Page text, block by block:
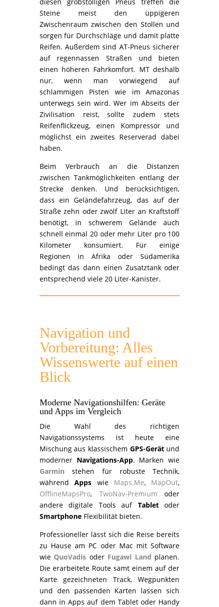
Steine meist den üppigeren
Zwischenraum zwischen den Stollen und
sorgen für Durchschläge und damit platte
Reifen. Außerdem sind AT-Pneus sicherer
auf regennassen Straßen und bieten
einen höheren Fahrkomfort. MT deshalb
nur, wenn man vorwiegend auf
schlammigen Pisten wie im Amazonas
unterwegs sein wird. Wer im Abseits der
Zivilisation reist, sollte zudem stets
Reifenflickzeug, einen Kompressor und
möglichst ein zweites Reserverad dabei
haben.
Beim Verbrauch an die Distanzen
zwischen Tankmöglichkeiten entlang der
Strecke denken. Und berücksichtigen,
dass ein Geländefahrzeug, das auf der
Straße zehn oder zwölf Liter an Kraftstoff
benötigt, in schwerem Gelände auch
schnell einmal 20 oder mehr Liter pro 100
Kilometer konsumiert. Für einige
Regionen in Afrika oder Südamerika
bedingt das dann einen Zusatztank oder
entsprechend viele 20 Liter-Kanister.
Navigation und
Vorbereitung: Alles
Wissenswerte auf einen
Blick
Moderne Navigationshilfen: Geräte
und Apps im Vergleich
Die Wahl des richtigen
Navigationssystems ist heute eine
Mischung aus klassischem GPS-Gerätund
moderner Navigations-App. Marken wie
Garmin stehen für robuste Technik,
währendApps wie Maps.Me, MapOut,
OfflineMapsPro, TwoNav-Premium oder
andere digitale Tools auf Tabletoder
SmartphoneFlexibilität bieten.
Professioneller lässt sich die Reise bereits
zu Hause am PC oder Mac mit Software
wie QuoVadis oder Fugawi Land planen.
Die erarbeitete Route samt einem auf der
Karte gezeichneten Track, Wegpunkten
und den passenden Karten lassen sich
dann in Apps auf dem Tablet oder Handy